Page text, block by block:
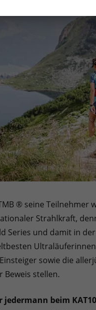
® seine Teilnehmer
Strahlkraft,
Series und damit in
sowie die
stellen.
beim